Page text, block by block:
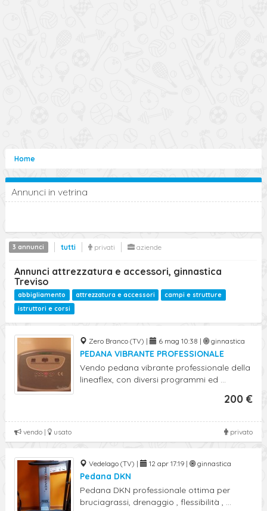
Home
Annunci in vetrina
tutti privati aziende
3 annunci
Annunci attrezzatura e accessori, ginnastica
Treviso
abbigliamento attrezzatura e accessori
campi e strutture
istruttori e corsi
Zero Branco (TV) | 6 mag 10:38 | ginnastica
PEDANA VIBRANTE PROFESSIONALE
Vendo pedana vibrante professionale della
lineaflex, con diversi programmi ed ...
200 €
privato
vendo | usato
Vedelago (TV) | 12 apr 17:19 | ginnastica
Pedana DKN
Pedana DKN professionale ottima per
bruciagrassi, drenaggio , flessibilità , ...